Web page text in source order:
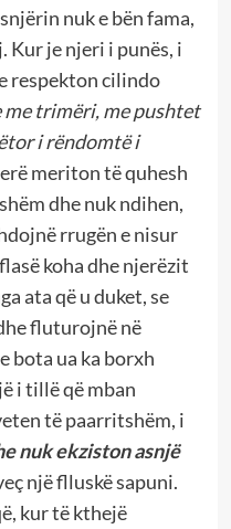
nuk e bën fama,
Kur je njeri i punës, i
respekton cilindo
me trimëri, me pushtet
i rëndomtë i
meriton të quhesh
dhe nuk ndihen,
rrugën e nisur
koha dhe njerëzit
ata që u duket, se
fluturojnë në
bota ua ka borxh
i tillë që mban
të paarritshëm, i
nuk ekziston asnjë
një flluskë sapuni.
kur të kthejë